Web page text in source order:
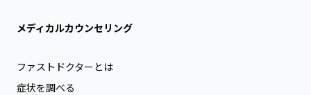
メディカルカウンセリング
ファストドクターとは
症状を調べる